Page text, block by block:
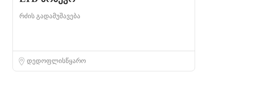
რძის გადამუშავება
დედოფლისწყარო